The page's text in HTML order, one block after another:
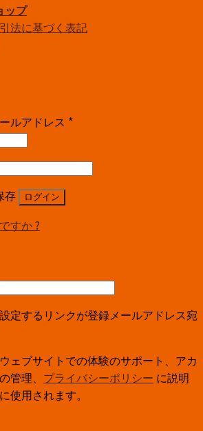
ップ
法に基づく表記
ルアドレス *
存
ログイン
すか ?
定するリンクが登録メールアドレス宛
ェブサイトでの体験のサポート、アカ
管理、 プライバシーポリシー に説明
使用されます。